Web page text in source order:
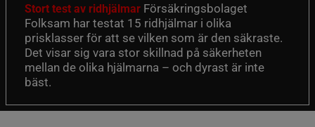
Stort test av ridhjälmar Försäkringsbolaget
Folksam har testat 15 ridhjälmar i olika
prisklasser för att se vilken som är den säkraste.
Det visar sig vara stor skillnad på säkerheten
mellan de olika hjälmarna – och dyrast är inte
bäst.